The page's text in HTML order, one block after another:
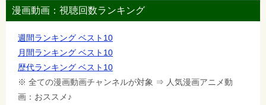
漫画動画：視聴回数ランキング
週間ランキング ベスト10
月間ランキング ベスト10
歴代ランキング ベスト10
※ 全ての漫画動画チャンネルが対象 ⇒ 人気漫画アニメ動
画：おススメ♪